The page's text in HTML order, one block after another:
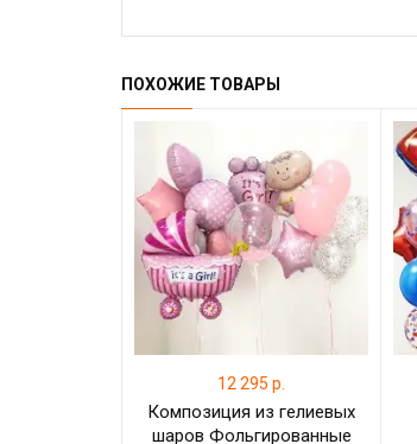
ПОХОЖИЕ ТОВАРЫ
12 295 р.
Композиция из гелиевых
шаров Фольгированные